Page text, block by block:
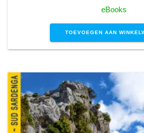
eBooks
TOEVOEGEN AAN